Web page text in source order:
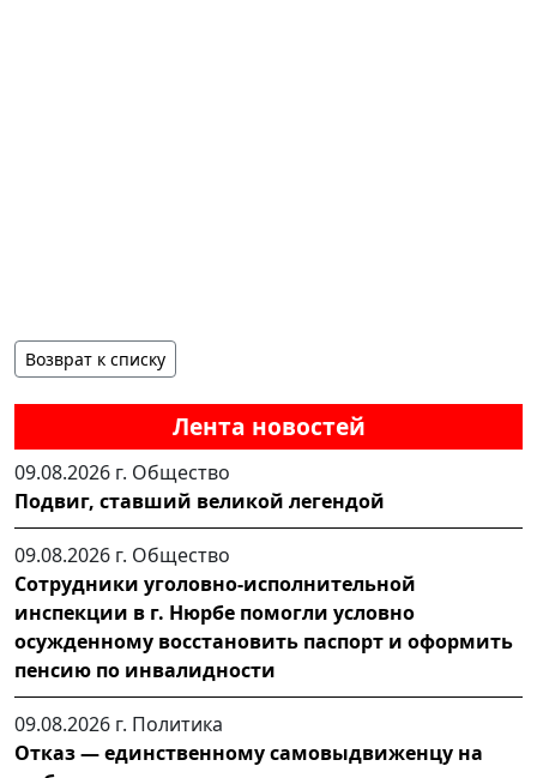
Лента новостей
09.08.2026 г. Общество
Подвиг, ставший великой легендой
09.08.2026 г. Общество
Сотрудники уголовно-исполнительной
инспекции в г. Нюрбе помогли условно
осужденному восстановить паспорт и оформить
пенсию по инвалидности
09.08.2026 г. Политика
Отказ — единственному самовыдвиженцу на
Возврат к списку